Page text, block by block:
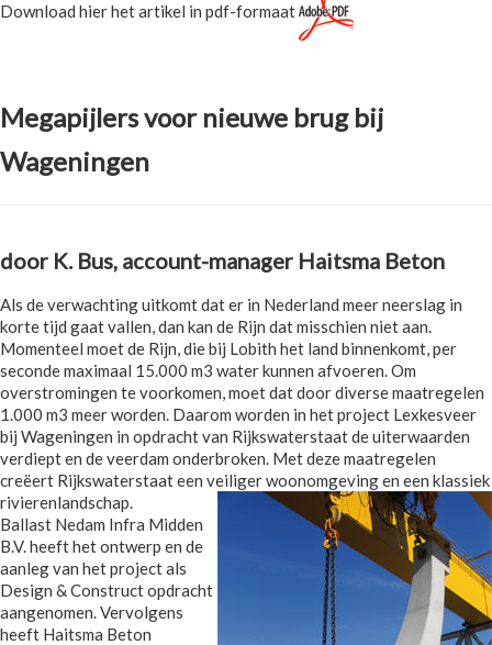
Download hier het artikel in pdf-formaat
Megapijlers voor nieuwe brug bij
Wageningen
door K. Bus, account-manager Haitsma Beton
Als de verwachting uitkomt dat er in Nederland meer neerslag in
korte tijd gaat vallen, dan kan de Rijn dat misschien niet aan.
Momenteel moet de Rijn, die bij Lobith het land binnenkomt, per
seconde maximaal 15.000 m3 water kunnen afvoeren. Om
overstromingen te voorkomen, moet dat door diverse maatregelen
1.000 m3 meer worden. Daarom worden in het project Lexkesveer
bij Wageningen in opdracht van Rijkswaterstaat de uiterwaarden
verdiept en de veerdam onderbroken. Met deze maatregelen
creëert Rijkswaterstaat een veiliger woonomgeving en een klassiek
rivierenlandschap.
Ballast Nedam Infra Midden
B.V. heeft het ontwerp en de
aanleg van het project als
Design & Construct opdracht
aangenomen. Vervolgens
heeft Haitsma Beton